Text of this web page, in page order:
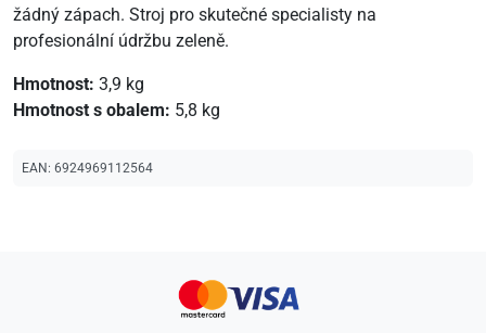
žádný zápach. Stroj pro skutečné specialisty na
profesionální údržbu zeleně.
Hmotnost: 3,9 kg
Hmotnost s obalem: 5,8 kg
EAN: 6924969112564